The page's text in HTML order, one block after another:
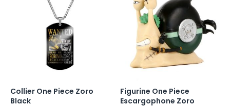
Collier One Piece Zoro
Black
Figurine One Piece
Escargophone Zoro